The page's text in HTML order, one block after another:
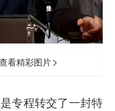
看精彩图片
专程转交了一封特